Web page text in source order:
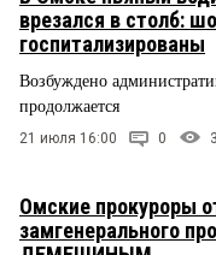
врезался в столб:
госпитализированы
Возбуждено
продолжается
21 июля 16:00 0
Омские прокуроры
замгенерального